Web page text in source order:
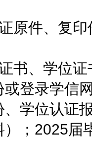
件、复印
、学位证
登录学信
学位认证
）；2025届